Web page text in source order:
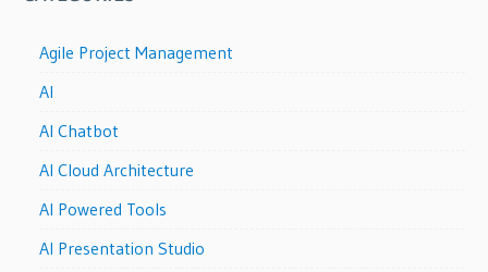
Agile Project Management
AI
AI Chatbot
AI Cloud Architecture
AI Powered Tools
AI Presentation Studio